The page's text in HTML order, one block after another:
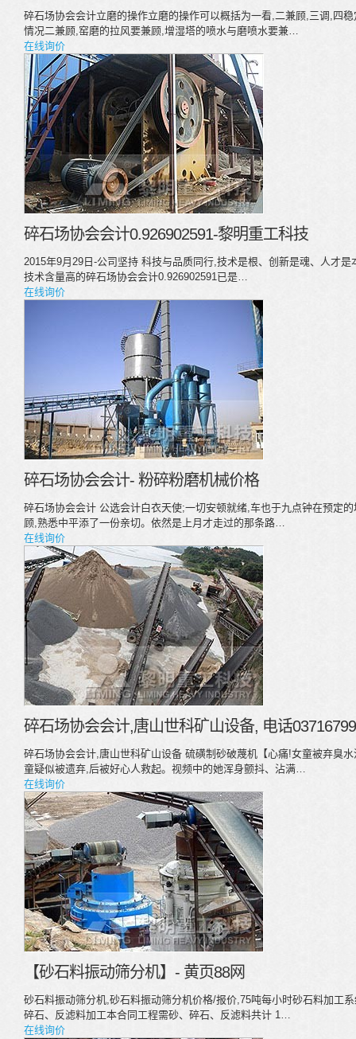
碎石场协会会计立磨的操作立磨的操作可以概括为一看,二兼顾,三调,四
情况二兼顾,窑磨的拉风要兼顾,增湿塔的喷水与磨喷水要兼…
在线询价
碎石场协会会计0.926902591-黎明重工科技
2015年9月29日-公司坚持 科技与品质同行,技术是根、创新是魂、人才
技术含量高的碎石场协会会计0.926902591已是…
在线询价
碎石场协会会计- 粉碎粉磨机械价格
碎石场协会会计 公选会计白衣天使;一切安顿就绪,车也于九点钟在预定
顾,熟悉中平添了一份亲切。依然是上月才走过的那条路…
在线询价
碎石场协会会计,唐山世科矿山设备, 电话
碎石场协会会计,唐山世科矿山设备 硫磺制砂破蔑机【心痛!女童被弃臭
童疑似被遗弃,后被好心人救起。视频中的她浑身颤抖、沾满…
在线询价
【砂石料振动筛分机】- 黄页88网
砂石料振动筛分机,砂石料振动筛分机价格/报价,75吨每小时砂石料加工
碎石、反滤料加工本合同工程需砂、碎石、反滤料共计 1…
在线询价